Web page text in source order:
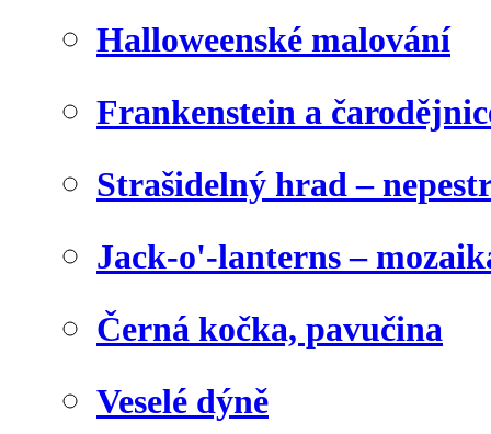
Halloweenské malování
Frankenstein a
Strašidelný hrad –
Jack-o'-lanterns –
Černá kočka, pavučina
Veselé dýně